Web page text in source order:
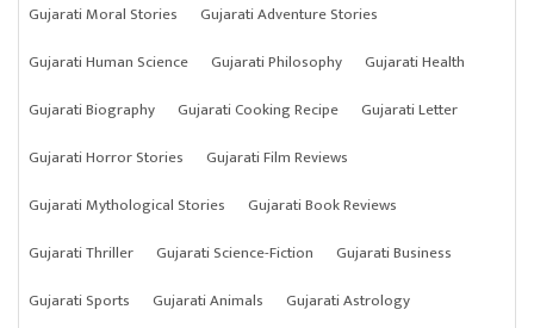
Gujarati Moral Stories
Gujarati Adventure Stories
Gujarati Human Science
Gujarati Philosophy
Gujarati Health
Gujarati Biography
Gujarati Cooking Recipe
Gujarati Letter
Gujarati Horror Stories
Gujarati Film Reviews
Gujarati Mythological Stories
Gujarati Book Reviews
Gujarati Thriller
Gujarati Science-Fiction
Gujarati Business
Gujarati Sports
Gujarati Animals
Gujarati Astrology